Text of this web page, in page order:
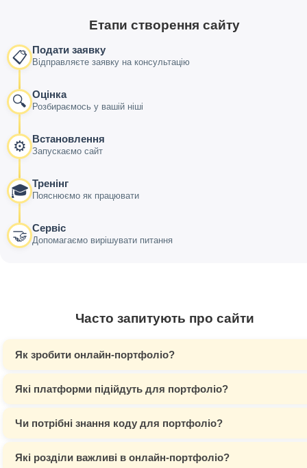
Етапи створення сайту
📋 Подати заявку
Відправляєте заявку на консультацію
🔍 Оцінка
Розбираємось у вашій ніші
⚙️ Встановлення
Запускаємо сайт
🎓 Тренінг
Пояснюємо як працювати
🤝 Сервіс
Допомагаємо вирішувати питання
Часто запитують про сайти
Як зробити онлайн-портфоліо?
Які платформи підійдуть для портфоліо?
Чи потрібні знання коду для портфоліо?
Які розділи важливі в онлайн-портфоліо?